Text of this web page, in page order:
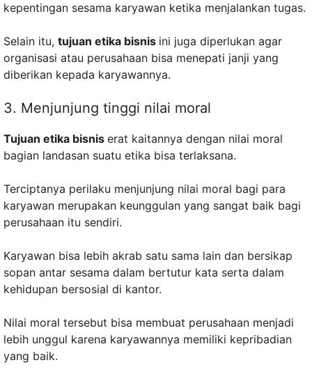
kepentingan sesama karyawan ketika menjalankan tugas.
Selain itu, tujuan etika bisnis ini juga diperlukan agar
organisasi atau perusahaan bisa menepati janji yang
diberikan kepada karyawannya.
3. Menjunjung tinggi nilai moral
Tujuan etika bisnis erat kaitannya dengan nilai moral
bagian landasan suatu etika bisa terlaksana.
Terciptanya perilaku menjunjung nilai moral bagi para
karyawan merupakan keunggulan yang sangat baik bagi
perusahaan itu sendiri.
Karyawan bisa lebih akrab satu sama lain dan bersikap
sopan antar sesama dalam bertutur kata serta dalam
kehidupan bersosial di kantor.
Nilai moral tersebut bisa membuat perusahaan menjadi
lebih unggul karena karyawannya memiliki kepribadian
yang baik.